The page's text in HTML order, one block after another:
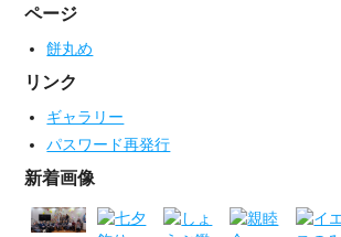
ページ
餅丸め
リンク
ギャラリー
パスワード再発行
新着画像